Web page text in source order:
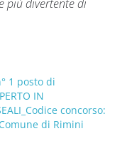
più divertente di
1 posto di
IN
concorso:
di Rimini